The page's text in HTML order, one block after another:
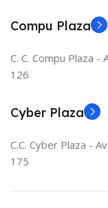
Compu Plaza
C. C. Compu Plaza -
126
Cyber Plaza
C.C. Cyber Plaza -
175